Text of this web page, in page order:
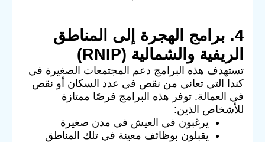
4. برامج الهجرة إلى المناطق
الريفية والشمالية (RNIP)
تستهدف هذه البرامج دعم المجتمعات الصغيرة في
كندا التي تعاني من نقص في عدد السكان أو نقص
في العمالة. توفر هذه البرامج فرصًا ممتازة
للأشخاص الذين:
يرغبون في العيش في مدن صغيرة
يقبلون بوظائف معينة في تلك المناطق